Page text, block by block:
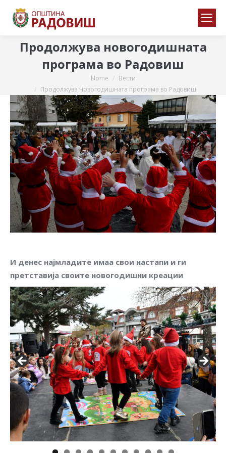
Продолжува новогодишната
програма во Радовиш
Home
Вести
Продолжува новогодишната програма во Радовиш
И денес најмладите имаа свои настапи и ги
претставија своите новогодишни креации